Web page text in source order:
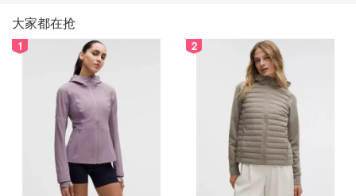
大家都在抢
1 2